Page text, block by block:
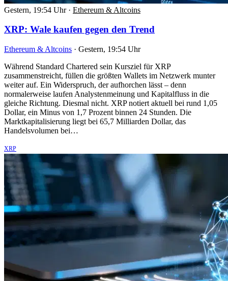
Gestern, 19:54 Uhr · Ethereum & Altcoins
XRP: Wale kaufen gegen den Trend
Ethereum & Altcoins · Gestern, 19:54 Uhr
Während Standard Chartered sein Kursziel für XRP
zusammenstreicht, füllen die größten Wallets im Netzwerk munter
weiter auf. Ein Widerspruch, der aufhorchen lässt – denn
normalerweise laufen Analystenmeinung und Kapitalfluss in die
gleiche Richtung. Diesmal nicht. XRP notiert aktuell bei rund 1,05
Dollar, ein Minus von 1,7 Prozent binnen 24 Stunden. Die
Marktkapitalisierung liegt bei 65,7 Milliarden Dollar, das
Handelsvolumen bei…
XRP